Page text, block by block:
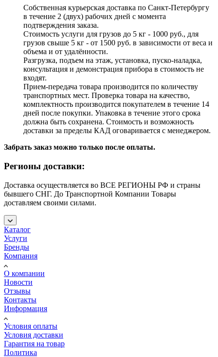
Собственная курьерская доставка по Санкт-Петербургу
в течение 2 (двух) рабочих дней с момента
подтверждения заказа.
Стоимость услуги для грузов до 5 кг - 1000 руб., для
грузов свыше 5 кг - от 1500 руб. в зависимости от веса и
объема и от удалённости.
Разгрузка, подъем на этаж, установка, пуско-наладка,
консультация и демонстрация прибора в стоимость не
входят.
Прием-передача товара производится по количеству
транспортных мест. Проверка товара на качество,
комплектность производится покупателем в течение 14
дней после покупки. Упаковка в течение этого срока
должна быть сохранена. Стоимость и возможность
доставки за пределы КАД оговаривается с менеджером.
Забрать заказ можно только после оплаты.
Регионы доставки:
Доставка осуществляется во ВСЕ РЕГИОНЫ РФ и страны
бывшего СНГ. До Транспортной Компании Товары
доставляем своими силами.
Каталог
Услуги
Бренды
Компания
О компании
Новости
Отзывы
Контакты
Информация
Условия оплаты
Условия доставки
Гарантия на товар
Политика